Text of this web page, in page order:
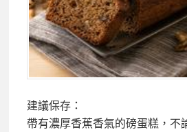
建議保存：
帶有濃厚香蕉香氣的磅蛋糕，不